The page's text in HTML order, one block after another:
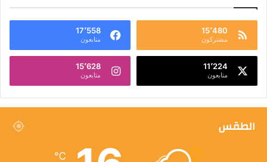
15٬480
مشتركون
17٬558
متابعون
11٬224
متابعون
15٬628
متابعون
الطقس
℃